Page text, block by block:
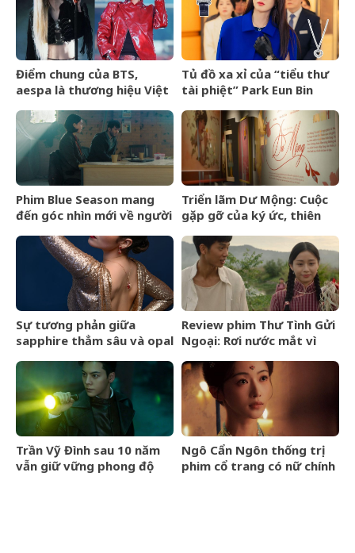
Điểm chung của BTS,
aespa là thương hiệu Việt
Tủ đồ xa xỉ của “tiểu thư
tài phiệt” Park Eun Bin
xỉ đến mức nào?
Phim Blue Season mang
đến góc nhìn mới về người
quốc tế
Triển lãm Dư Mộng: Cuộc
gặp gỡ của ký ức, thiên
Sự tương phản giữa
sapphire thẳm sâu và opal
Review phim Thư Tình Gửi
Ngoại: Rơi nước mắt vì
lòng bao dung
Trần Vỹ Đình sau 10 năm
vẫn giữ vững phong độ
Ngô Cẩn Ngôn thống trị
phim cổ trang có nữ chính